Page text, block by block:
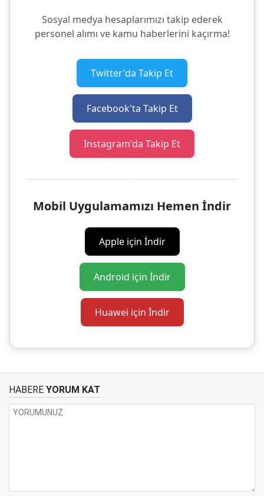
Sosyal medya hesaplarımızı takip ederek
personel alımı ve kamu haberlerini kaçırma!
Twitter'da Takip Et
Facebook'ta Takip Et
Instagram'da Takip Et
Mobil Uygulamamızı Hemen İndir
Apple için İndir
Android için İndir
Huawei için İndir
HABERE YORUM KAT